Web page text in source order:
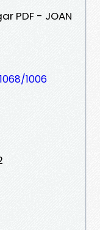
PDF - JOAN
1006